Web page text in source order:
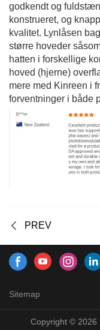
godkendt og
konstrueret, og
kvalitet. Lynlåsen
større hoveder
hatten i forskellige
hoved (hjerne)
mere med Kinreen i
forventninger i både
PREV
Sitemap
Copyright © 2026